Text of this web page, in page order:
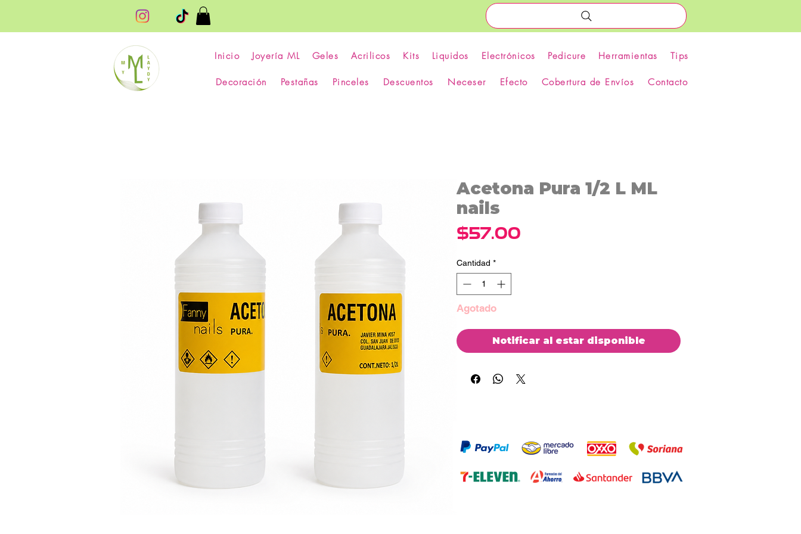
Inicio Joyería ML Geles Acrilicos Kits Liquidos Electrónicos Pedicure Herramientas Tips
Decoración Pestañas Pinceles Descuentos Neceser Efecto Cobertura de Envíos Contacto
Acetona Pura 1/2 L ML
nails
$57.00
Cantidad *
Agotado
Notificar al estar disponible